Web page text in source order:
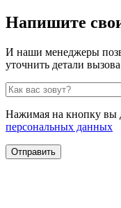
Напишите
И наши менеджеры
уточнить детали
Нажимая на кнопку вы
персональных данных
Отправить